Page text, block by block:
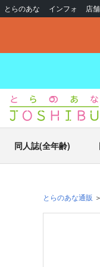
とらのあな インフォ 店舗
同人誌(全年齢)
とらのあな通販